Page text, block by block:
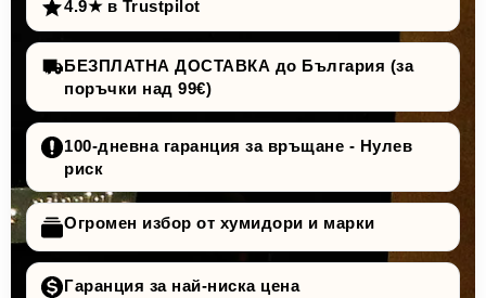
4.9★ в Trustpilot
БЕЗПЛАТНА ДОСТАВКА до България (за
поръчки над 99€)
100-дневна гаранция за връщане - Нулев
риск
Огромен избор от хумидори и марки
Гаранция за най-ниска цена